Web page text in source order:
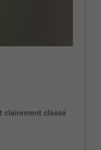
clairement classé